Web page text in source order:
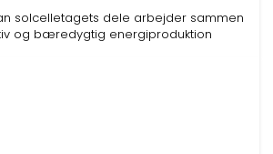
solcelletagets dele arbejder sammen
og bæredygtig energiproduktion